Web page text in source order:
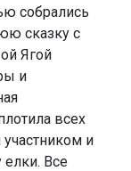
собрались
сказку с
Ягой
и
всех
и
елки. Все